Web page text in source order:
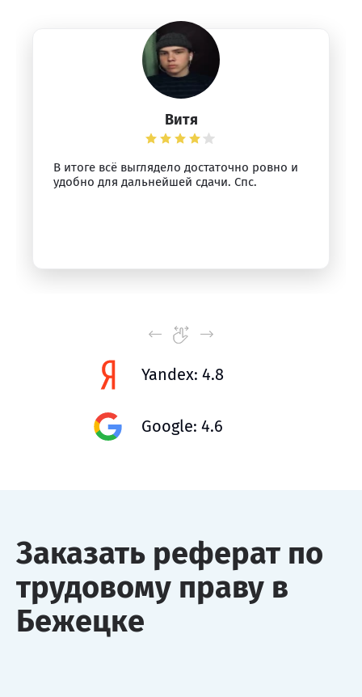
Витя
В итоге всё выглядело достаточно ровно и
удобно для дальнейшей сдачи. Спс.
Yandex: 4.8
Google: 4.6
Заказать реферат по
трудовому праву в
Бежецке